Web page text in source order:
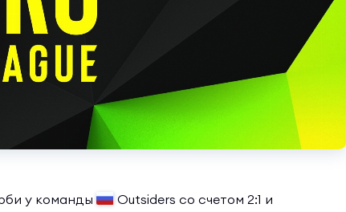
у команды
Outsiders со счетом 2:1 и